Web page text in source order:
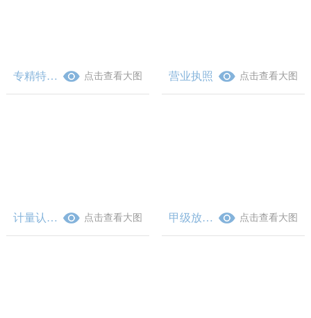
专精特新企业证书 点击查看大图 营业执照 点击查看大图
计量认证证书 点击查看大图 甲级放射证 点击查看大图